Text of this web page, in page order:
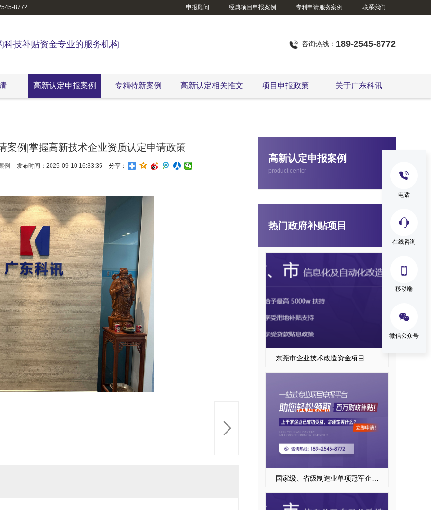
8772 申报顾问 经典项目申报案例 专利申请服务案例 联系我们
科技补贴资金专业的服务机构 咨询热线： 189-2545-8772
高新认定申报案例 专精特新案例 高新认定相关推文 项目申报政策 关于广东科讯
高新认定申报案例
product center
热门政府补贴项目
东莞市企业技术改造资金项目
案例|掌握高新技术企业资质认定申请政策
例 发布时间：2025-09-10 16:33:35 分享：
电话
在线咨询

移动端

微信公众号